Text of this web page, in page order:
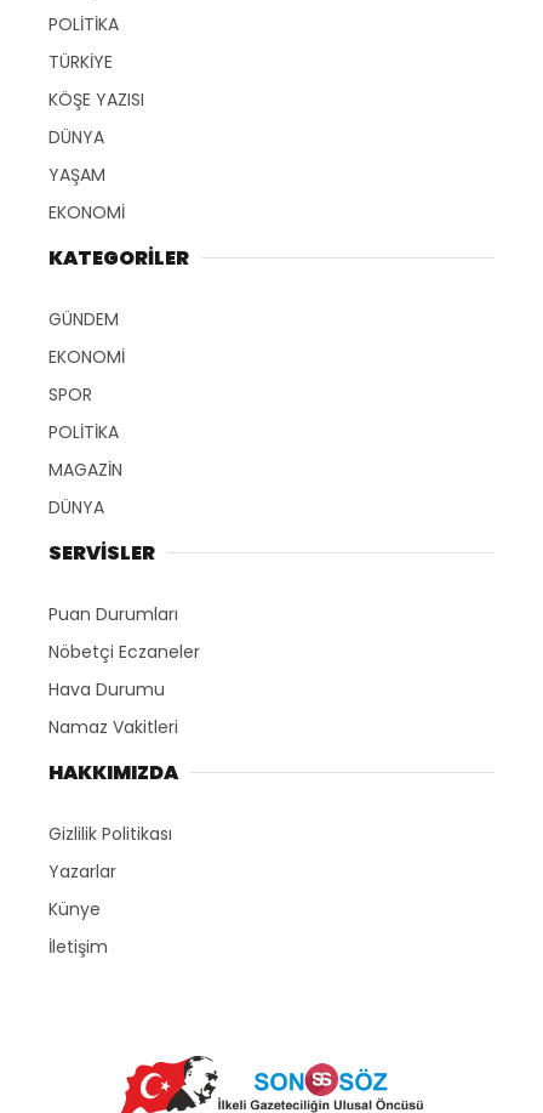
POLİTİKA
TÜRKİYE
KÖŞE YAZISI
DÜNYA
YAŞAM
EKONOMİ
KATEGORİLER
GÜNDEM
EKONOMİ
SPOR
POLİTİKA
MAGAZİN
DÜNYA
SERVİSLER
Puan Durumları
Nöbetçi Eczaneler
Hava Durumu
Namaz Vakitleri
HAKKIMIZDA
Gizlilik Politikası
Yazarlar
Künye
İletişim